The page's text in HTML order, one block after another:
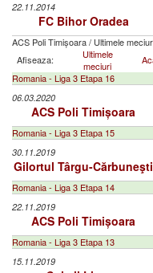
22.11.2014
FC Bihor Oradea
ACS Poli Timișoara/ Ultimele
Afiseaza:
Ultimele
meciuri
Romania - Liga 3 Etapa 16
06.03.2020
ACS Poli Timișoara
Romania - Liga 3 Etapa 15
30.11.2019
Gilortul Târgu-Cărbuneşti
Romania - Liga 3 Etapa 14
22.11.2019
ACS Poli Timișoara
Romania - Liga 3 Etapa 13
15.11.2019